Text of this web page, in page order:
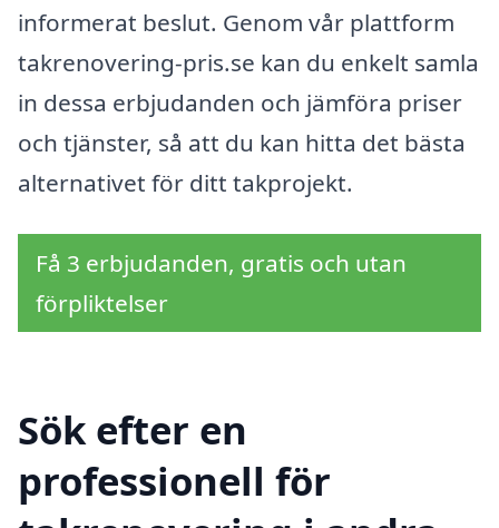
informerat beslut. Genom vår plattform
takrenovering-pris.se kan du enkelt samla
in dessa erbjudanden och jämföra priser
och tjänster, så att du kan hitta det bästa
alternativet för ditt takprojekt.
Få 3 erbjudanden, gratis och utan
förpliktelser
Sök efter en
professionell för